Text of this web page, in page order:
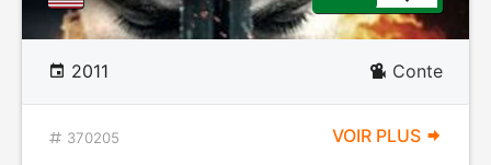
2011 Conte
370205 VOIR PLUS